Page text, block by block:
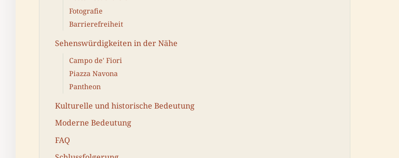
Fotografie
Barrierefreiheit
Sehenswürdigkeiten in der Nähe
Campo de' Fiori
Piazza Navona
Pantheon
Kulturelle und historische Bedeutung
Moderne Bedeutung
FAQ